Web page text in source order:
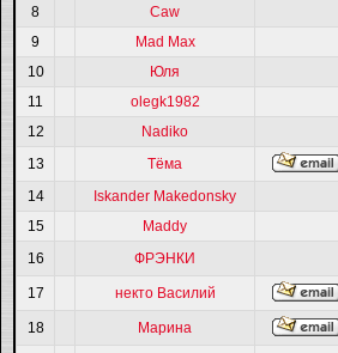
8
Caw
9
Mad Max
10
Юля
11
olegk1982
12
Nadiko
13
Тёма
14
Iskander Makedonsky
15
Maddy
16
ФРЭНКИ
17 некто Василий
18 Марина